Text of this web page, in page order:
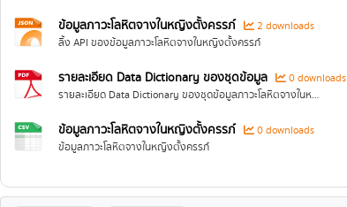
ข้อมูลภาวะโลหิตจางในหญิงตั้งครรภ์
2 downloads
ลิ้ง API ของข้อมูลภาวะโลหิตจางในหญิงตั้งครรภ์
รายละเอียด Data Dictionary ของชุดข้อมูล
0 downloads
รายละเอียด Data Dictionary ของชุดข้อมูลภาวะโลหิตจางในหญิงตั้งครรภ์
ข้อมูลภาวะโลหิตจางในหญิงตั้งครรภ์
0 downloads
ข้อมูลภาวะโลหิตจางในหญิงตั้งครรภ์